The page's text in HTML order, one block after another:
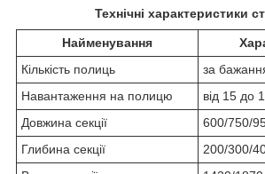
Технічні характеристики
Найменування
Кількість полиць
за
Навантаження на полицю
від 15 до
Довжина секції
600/750/
Глибина секції
200/300/